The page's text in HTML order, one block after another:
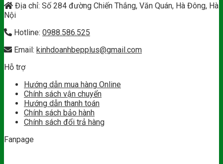
Địa chỉ: Số 284 đường Chiến Thắng, Văn Quán, Hà Đông, Hà
Nội
Hotline: 0988.586.525
Email: kinhdoanhbepplus@gmail.com
Hỗ trợ
Hướng dẫn mua hàng Online
Chính sách vận chuyển
Hướng dẫn thanh toán
Chính sách bảo hành
Chính sách đổi trả hàng
Fanpage